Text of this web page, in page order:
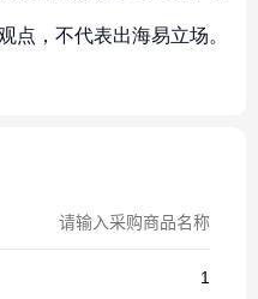
点，不代表出海易立场。